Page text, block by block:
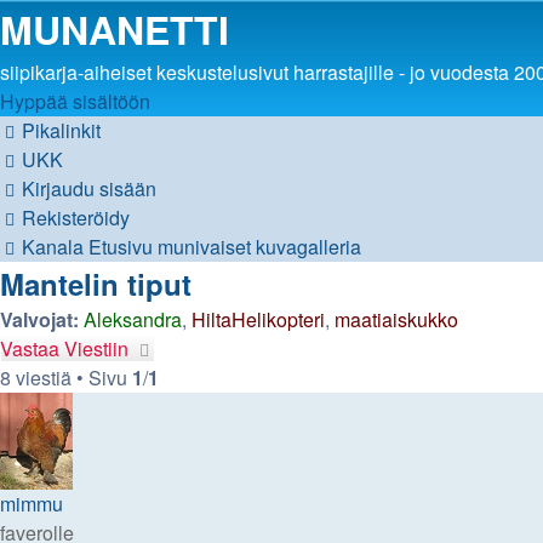
MUNANETTI
siipikarja-aiheiset keskustelusivut harrastajille - jo vuodesta
Hyppää sisältöön
Pikalinkit
UKK
Kirjaudu sisään
Rekisteröidy
Kanala Etusivu munivaiset kuvagalleria
Mantelin tiput
Valvojat: Aleksandra, HiltaHelikopteri, maatiaiskukko
Vastaa Viestiin
8 viestiä • Sivu 1/1
mimmu
faverolle